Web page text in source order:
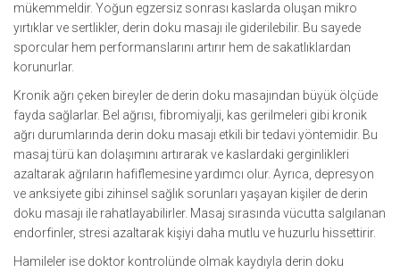
mükemmeldir. Yoğun egzersiz sonrası kaslarda oluşan mikro
yırtıklar ve sertlikler, derin doku masajı ile giderilebilir. Bu sayede
sporcular hem performanslarını artırır hem de sakatlıklardan
korunurlar.
Kronik ağrı çeken bireyler de derin doku masajından büyük ölçüde
fayda sağlarlar. Bel ağrısı, fibromiyalji, kas gerilmeleri gibi kronik
ağrı durumlarında derin doku masajı etkili bir tedavi yöntemidir. Bu
masaj türü kan dolaşımını artırarak ve kaslardaki gerginlikleri
azaltarak ağrıların hafiflemesine yardımcı olur. Ayrıca, depresyon
ve anksiyete gibi zihinsel sağlık sorunları yaşayan kişiler de derin
doku masajı ile rahatlayabilirler. Masaj sırasında vücutta salgılanan
endorfinler, stresi azaltarak kişiyi daha mutlu ve huzurlu hissettirir.
Hamileler ise doktor kontrolünde olmak kaydıyla derin doku